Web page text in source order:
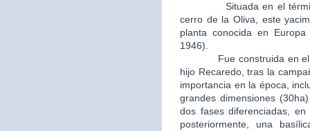
Situada en el
cerro de la Oliva, este
planta conocida en
1946).
Fue construida en el
hijo Recaredo, tras la
importancia en la época,
grandes dimensiones
dos fases diferenciadas,
posteriormente, una